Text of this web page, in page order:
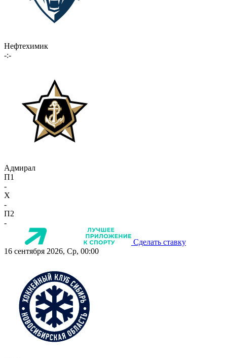
Нефтехимик
-:-
Адмирал
П1
-
X
-
П2
-
Сделать ставку
16 сентября 2026, Ср, 00:00